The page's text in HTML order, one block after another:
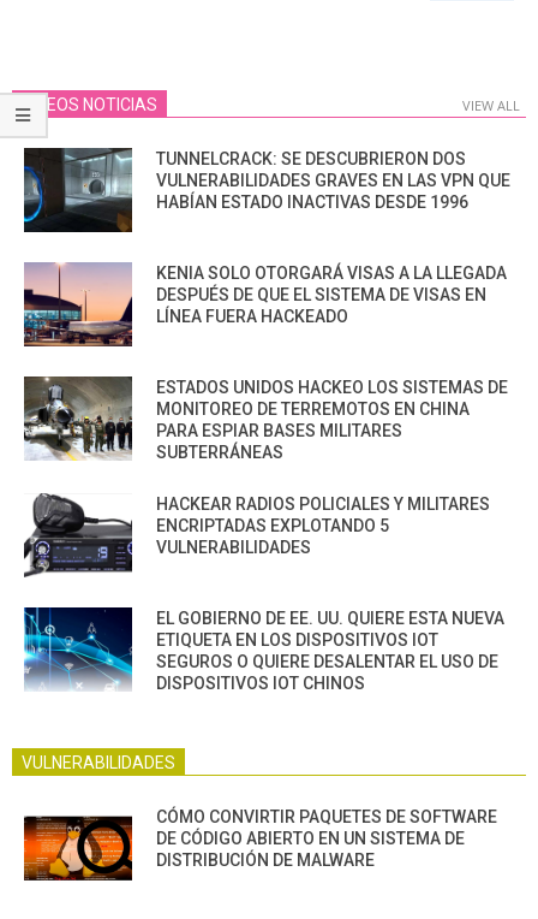
VIDEOS NOTICIAS VIEW ALL
TUNNELCRACK: SE DESCUBRIERON DOS
VULNERABILIDADES GRAVES EN LAS VPN QUE
HABÍAN ESTADO INACTIVAS DESDE 1996
KENIA SOLO OTORGARÁ VISAS A LA LLEGADA
DESPUÉS DE QUE EL SISTEMA DE VISAS EN
LÍNEA FUERA HACKEADO
ESTADOS UNIDOS HACKEO LOS SISTEMAS DE
MONITOREO DE TERREMOTOS EN CHINA
PARA ESPIAR BASES MILITARES
SUBTERRÁNEAS
HACKEAR RADIOS POLICIALES Y MILITARES
ENCRIPTADAS EXPLOTANDO 5
VULNERABILIDADES
EL GOBIERNO DE EE. UU. QUIERE ESTA NUEVA
ETIQUETA EN LOS DISPOSITIVOS IOT
SEGUROS O QUIERE DESALENTAR EL USO DE
DISPOSITIVOS IOT CHINOS
VULNERABILIDADES
CÓMO CONVIRTIR PAQUETES DE SOFTWARE
DE CÓDIGO ABIERTO EN UN SISTEMA DE
DISTRIBUCIÓN DE MALWARE